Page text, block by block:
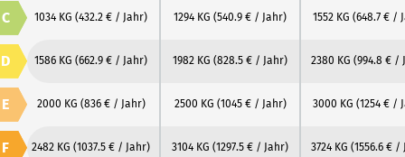
C 1034 KG (432.2 € / Jahr) 1294 KG (540.9 € / Jahr) 1552 KG (648.7 € /
D 1586 KG (662.9 € / Jahr) 1982 KG (828.5 € / Jahr) 2380 KG (994.8 € /
E 2000 KG (836 € / Jahr) 2500 KG (1045 € / Jahr) 3000 KG (1254 € /
F 2482 KG (1037.5 € / Jahr) 3104 KG (1297.5 € / Jahr) 3724 KG (1556.6 € /